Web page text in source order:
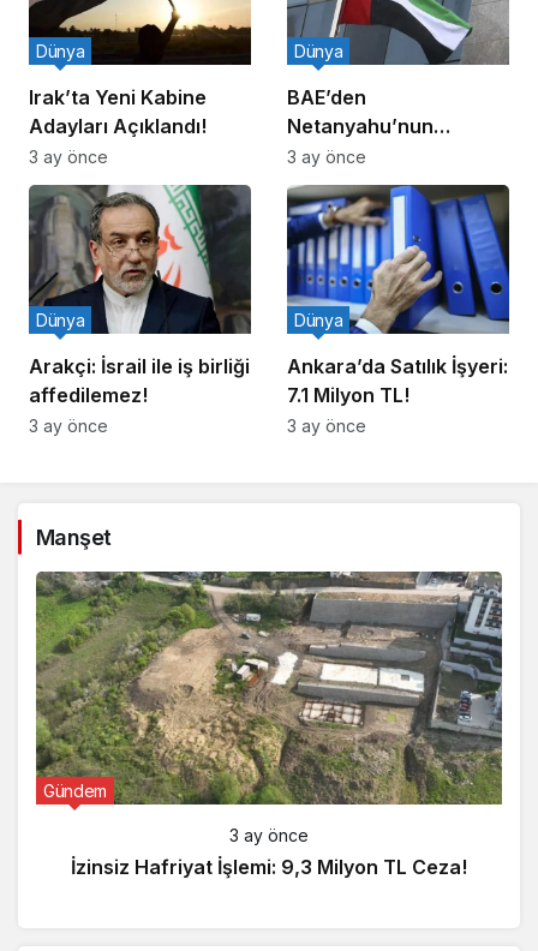
Irak’ta Yeni Kabine
Adayları Açıklandı!
Dünya
3 ay önce
BAE’den
Netanyahu’nun
Ziyareti İddiasına
Yalanlama
Dünya
3 ay önce
Arakçi: İsrail ile iş birliği
affedilemez!
Dünya
3 ay önce
Ankara’da Satılık İşyeri:
7.1 Milyon TL!
Dünya
3 ay önce
Manşet
Gündem
3 ay önce
İzinsiz Hafriyat İşlemi: 9,3 Milyon TL Ceza!